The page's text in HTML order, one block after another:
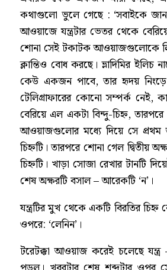
কথাগুলো ভুলে গেছে : ‘সবাইকে
আওয়াজে যন্ত্রটার ভেতর থেকে
শোনা সেই টকাটক আওয়াজগুলোকে
ক্লান্তিও বোধ করছে। ভ্লাদিমির
কেউ একজন পাবে, তার হৃদয় নিংড়ে
টেলিগ্রাফারের কোনো সম্পর্ক নেই,
বেরিয়ে এল একটা বিন্দু-চিহ্ন,
আওয়াজগুলোর মধ্যে দিয়ে সে প্রথম
চিহ্নটি। তারপরে শোনা গেল দ্বিতীয়
চিহ্নটি। খাড়া সোজা রেখার টানটি
শেষ অক্ষরটি বসাল – আরেকটি ‘ন’।
যন্ত্রটির মুখ থেকে একটি বিরতির
ওপরে: ‘লেনিন’।
টরেটক্কা আওয়াজ করেই চলেছে যন্ত্র